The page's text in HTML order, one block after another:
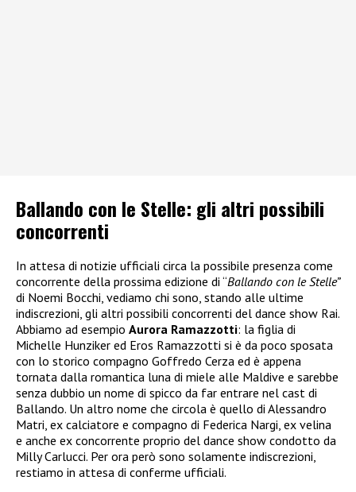
Ballando con le Stelle: gli altri possibili
concorrenti
In attesa di notizie ufficiali circa la possibile presenza come
concorrente della prossima edizione di “Ballando con le Stelle”
di Noemi Bocchi, vediamo chi sono, stando alle ultime
indiscrezioni, gli altri possibili concorrenti del dance show Rai.
Abbiamo ad esempio Aurora Ramazzotti: la figlia di
Michelle Hunziker ed Eros Ramazzotti si è da poco sposata
con lo storico compagno Goffredo Cerza ed è appena
tornata dalla romantica luna di miele alle Maldive e sarebbe
senza dubbio un nome di spicco da far entrare nel cast di
Ballando. Un altro nome che circola è quello di Alessandro
Matri, ex calciatore e compagno di Federica Nargi, ex velina
e anche ex concorrente proprio del dance show condotto da
Milly Carlucci. Per ora però sono solamente indiscrezioni,
restiamo in attesa di conferme ufficiali.